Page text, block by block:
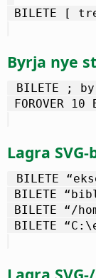
BILETE [
Byrja nye
BILETE ;
FOROVER
Lagra
BILETE
BILETE
BILETE “/
BILETE